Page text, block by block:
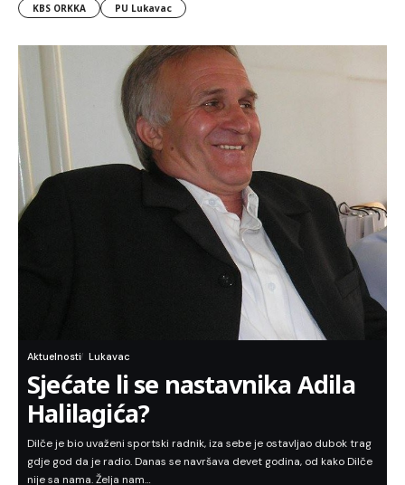
KBS ORKKA
PU Lukavac
Aktuelnosti Lukavac
Sjećate li se nastavnika Adila
Halilagića?
Dilče je bio uvaženi sportski radnik, iza sebe je ostavljao dubok trag
gdje god da je radio. Danas se navršava devet godina, od kako Dilče
nije sa nama. Želja nam…